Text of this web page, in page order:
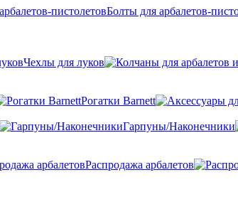
Болты для арбалетов-
Чехлы для луков
Рогатки Barnett
Гарпуны/Наконечники
Распродажа арбалетов